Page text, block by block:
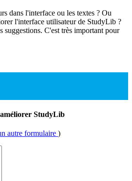
dans l'interface ou les textes ? Ou
l'interface utilisateur de StudyLib ?
suggestions. C'est très important pour
améliorer StudyLib
autre formulaire )